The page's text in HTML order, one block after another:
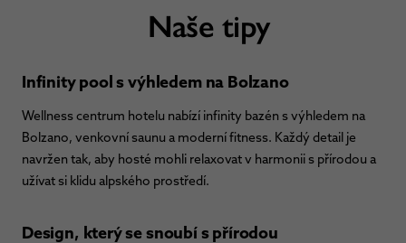
Naše tipy
Infinity pool s výhledem na Bolzano
Wellness centrum hotelu nabízí infinity bazén s výhledem na
Bolzano, venkovní saunu a moderní fitness. Každý detail je
navržen tak, aby hosté mohli relaxovat v harmonii s přírodou a
užívat si klidu alpského prostředí.
Design, který se snoubí s přírodou